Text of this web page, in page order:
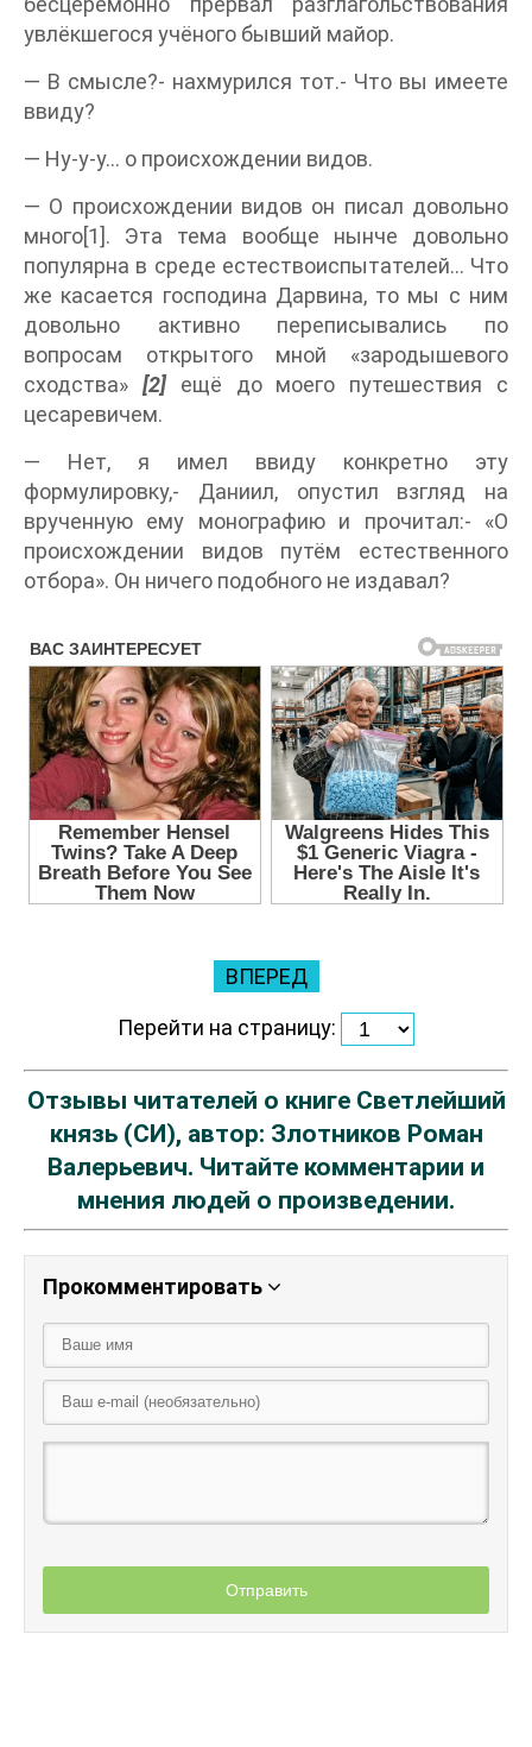
увлёкшегося учёного бывший майор.
— В смысле?- нахмурился тот.- Что вы имеете
ввиду?
— Ну-у-у… о происхождении видов.
— О происхождении видов он писал довольно
много[1]. Эта тема вообще нынче довольно
популярна в среде естествоиспытателей… Что
же касается господина Дарвина, то мы с ним
довольно активно переписывались по
вопросам открытого мной «зародышевого
сходства» [2]ещё до моего путешествия с
цесаревичем.
— Нет, я имел ввиду конкретно эту
формулировку,- Даниил, опустил взгляд на
врученную ему монографию и прочитал:- «О
происхождении видов путём естественного
отбора». Он ничего подобного не издавал?
ВПЕРЕД
Перейти на страницу:
Отзывы читателей о книге Светлейший
князь (СИ), автор: Злотников Роман
Валерьевич. Читайте комментарии и
мнения людей о произведении.
Прокомментировать
Отправить